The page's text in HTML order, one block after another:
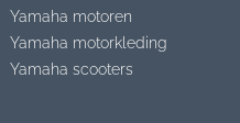
Yamaha motoren
Yamaha motorkleding
Yamaha scooters